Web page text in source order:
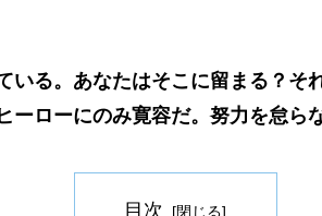
いる。あなたはそこに留まる？そ
ーローにのみ寛容だ。努力を怠ら
目次